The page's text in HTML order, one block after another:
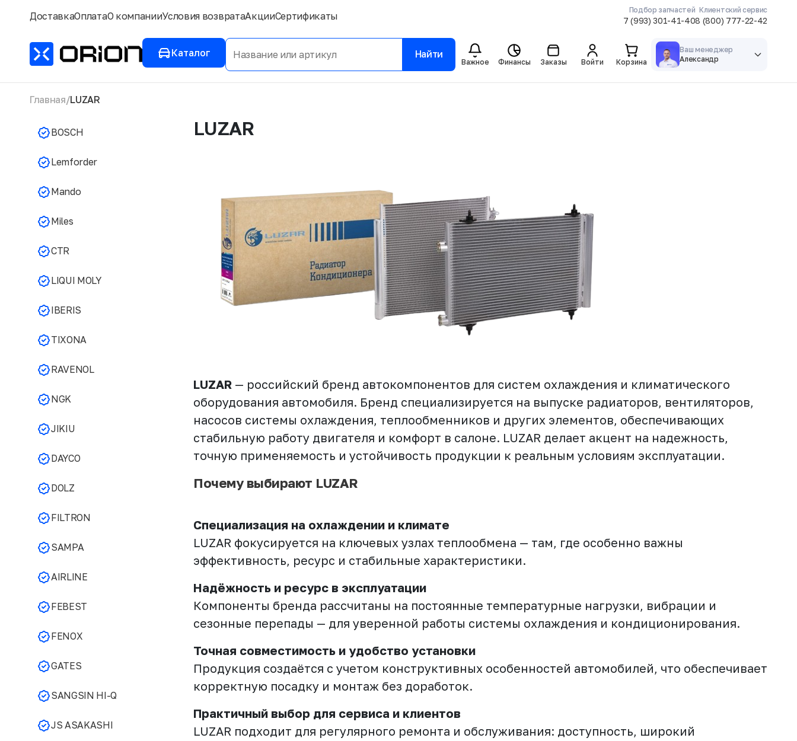
ДоставкаОплатаО компанииУсловия возвратаАкцииСертификаты
Подбор запчастей
7 (993) 301-41-40
Клиентский сервис
8 (800) 777-22-42
Каталог Найти
Важное Финансы Заказы Войти Корзина
Ваш менеджер
Александр
Главная LUZAR
BOSCH
Lemforder
Mando
Miles
CTR
LIQUI MOLY
IBERIS
TIXONA
RAVENOL
NGK
JIKIU
DAYCO
DOLZ
FILTRON
SAMPA
AIRLINE
FEBEST
FENOX
GATES
SANGSIN HI-Q
JS ASAKASHI
LUZAR
LUZAR — российский бренд автокомпонентов для систем охлаждения и климатического
оборудования автомобиля. Бренд специализируется на выпуске радиаторов, вентиляторов,
насосов системы охлаждения, теплообменников и других элементов, обеспечивающих
стабильную работу двигателя и комфорт в салоне. LUZAR делает акцент на надежность,
точную применяемость и устойчивость продукции к реальным условиям эксплуатации.
Почему выбирают LUZAR
Специализация на охлаждении и климате
LUZAR фокусируется на ключевых узлах теплообмена — там, где особенно важны
эффективность, ресурс и стабильные характеристики.
Надёжность и ресурс в эксплуатации
Компоненты бренда рассчитаны на постоянные температурные нагрузки, вибрации и
сезонные перепады — для уверенной работы системы охлаждения и кондиционирования.
Точная совместимость и удобство установки
Продукция создаётся с учетом конструктивных особенностей автомобилей, что обеспечивает
корректную посадку и монтаж без доработок.
Практичный выбор для сервиса и клиентов
LUZAR подходит для регулярного ремонта и обслуживания: доступность, широкий